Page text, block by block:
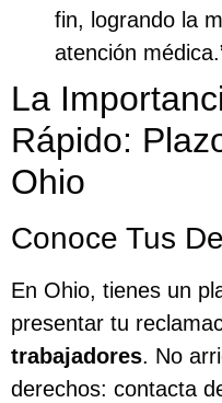
fin, logrando la
atención
La
Rápido:
Ohio
Conoce Tus
En Ohio, tienes un
presentar tu
trabajadores. No
derechos: contacta